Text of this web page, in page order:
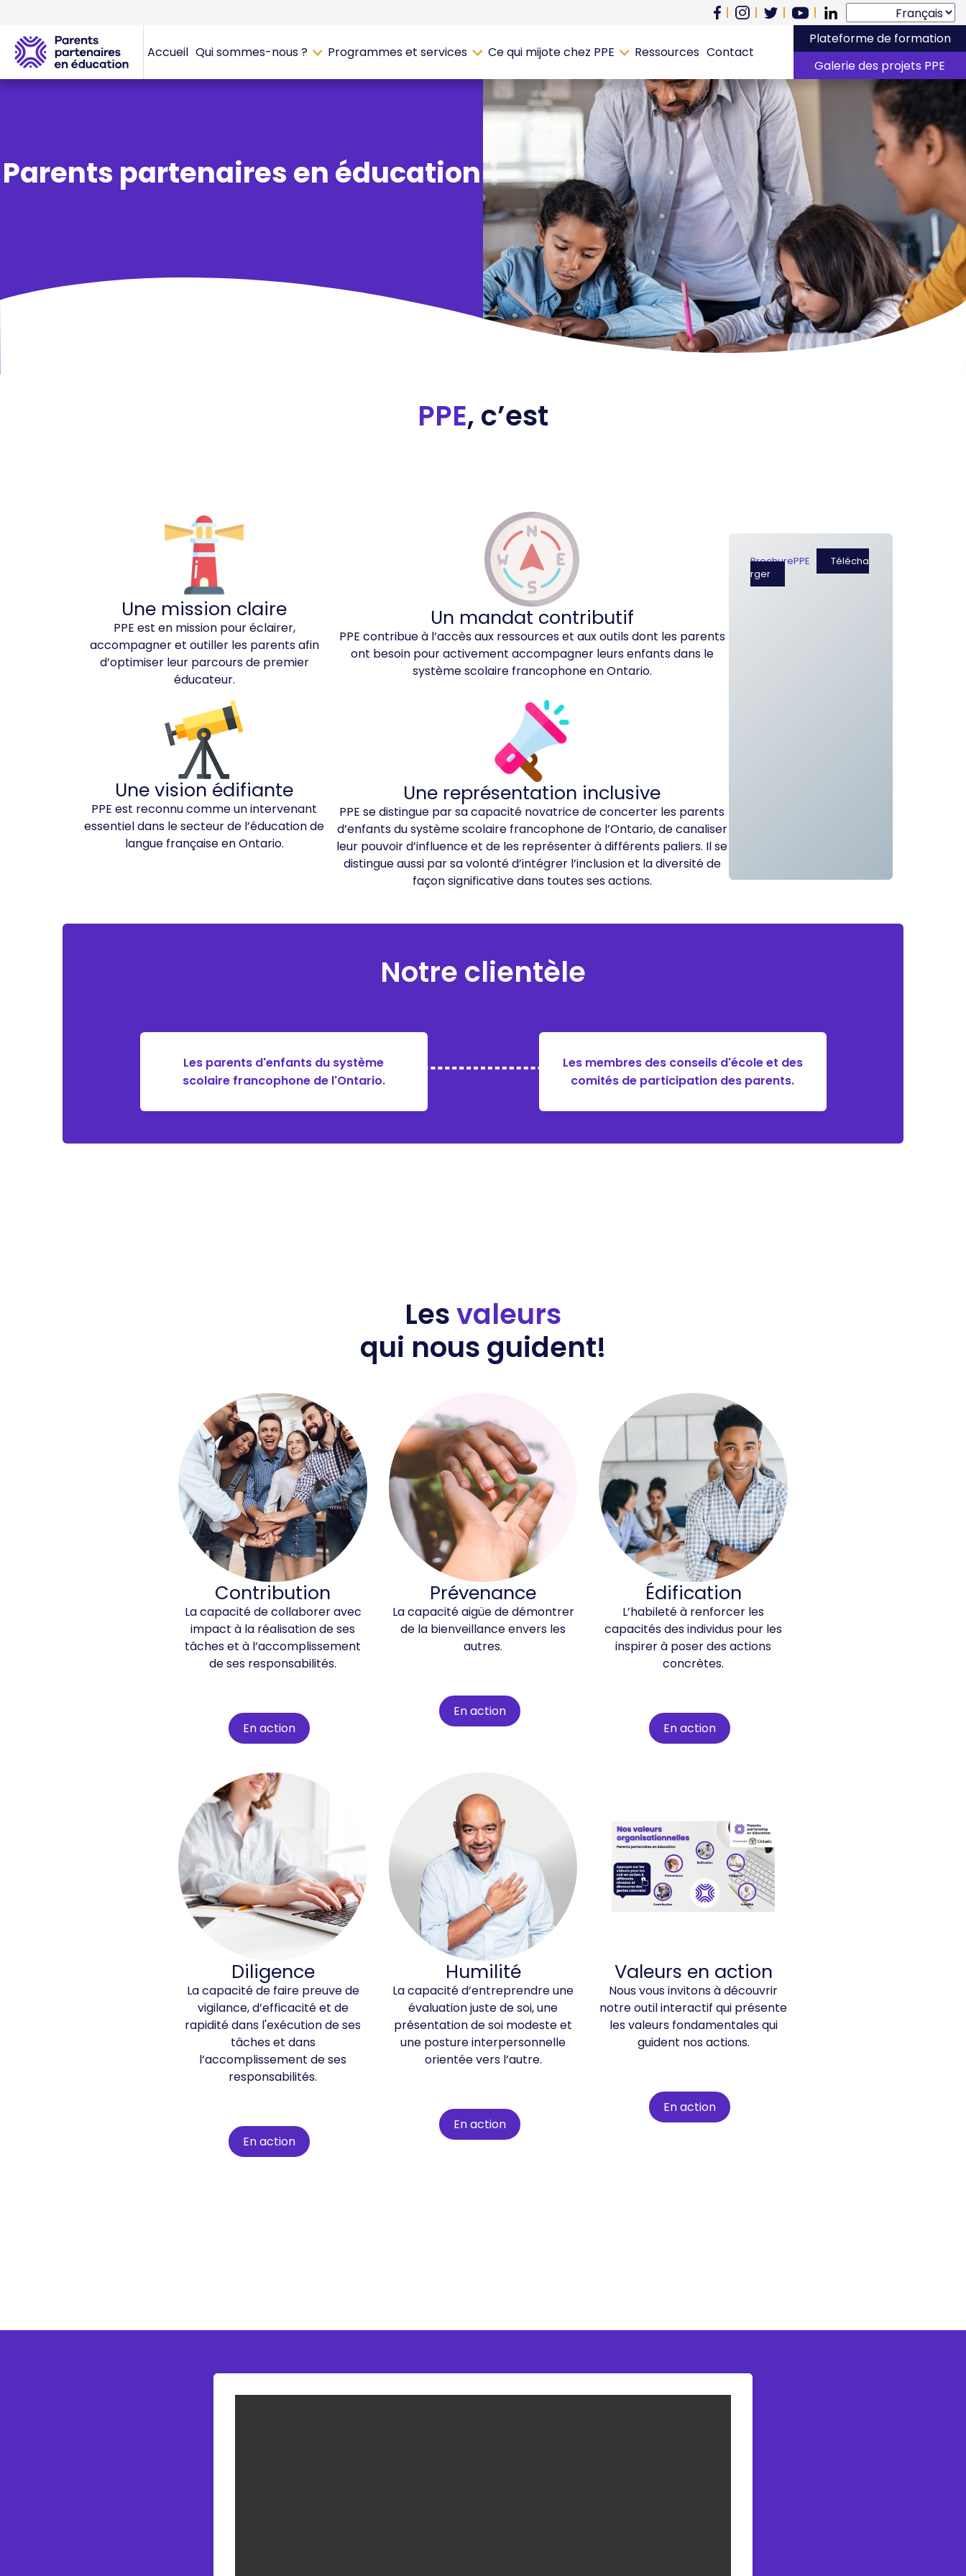
Accueil Qui sommes-nous ? Programmes et services Ce qui mijote chez PPE Ressources Contact
Plateforme de formation
Galerie des projets PPE
Parents partenaires en éducation
PPE, c’est
Une mission claire
PPE est en mission pour éclairer,
accompagner et outiller les parents afin
d’optimiser leur parcours de premier
éducateur.
Un mandat contributif
PPE contribue à l’accès aux ressources et aux outils dont les parents
ont besoin pour activement accompagner leurs enfants dans le
système scolaire francophone en Ontario.
Une vision édifiante
PPE est reconnu comme un intervenant
essentiel dans le secteur de l’éducation de
langue française en Ontario.
Une représentation inclusive
PPE se distingue par sa capacité novatrice de concerter les parents
d’enfants du système scolaire francophone de l’Ontario, de canaliser
leur pouvoir d’influence et de les représenter à différents paliers. Il se
distingue aussi par sa volonté d’intégrer l’inclusion et la diversité de
façon significative dans toutes ses actions.
BrochurePPE
Télécha
rger
Notre clientèle
Les parents d'enfants du système
scolaire francophone de l'Ontario.
Les membres des conseils d'école et des
comités de participation des parents.
Lesvaleurs
qui nous guident!
Contribution
La capacité de collaborer avec
impact à la réalisation de ses
tâches et à l’accomplissement
de ses responsabilités.
En action
Prévenance
La capacité aigüe de démontrer
de la bienveillance envers les
autres.
En action
Édification
L’habileté à renforcer les
capacités des individus pour les
inspirer à poser des actions
concrètes.
En action
Diligence
La capacité de faire preuve de
vigilance, d’efficacité et de
rapidité dans l'exécution de ses
tâches et dans
l’accomplissement de ses
responsabilités.
En action
Humilité
La capacité d’entreprendre une
évaluation juste de soi, une
présentation de soi modeste et
une posture interpersonnelle
orientée vers l’autre.
En action
Valeurs en action
Nous vous invitons à découvrir
notre outil interactif qui présente
les valeurs fondamentales qui
guident nos actions.
En action